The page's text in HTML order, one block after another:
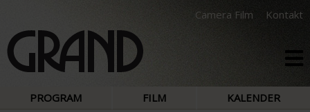
Camera Film Kontakt
PROGRAM FILM KALENDER